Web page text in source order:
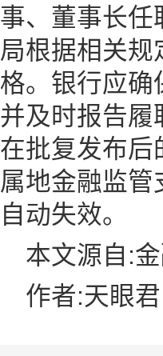
事、董事长任
局根据相关
格。银行应确
并及时报告履
在批复发布后
属地金融监
自动失效。
本文源自:
作者:天眼君